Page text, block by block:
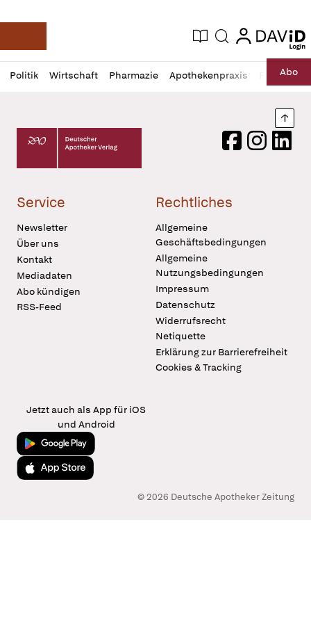
Deutsche Apotheker Zeitung
Aktuelle Ausgabe
Suche login
login
Politik Wirtschaft Pharmazie Apothekenpraxis RechtAbo
Profil
öffnen
Daz
Pur
Deutscher Apotheker Verlag Logo
FacebookInstagram
Service
Newsletter
Über uns
Kontakt
Mediadaten
Abo kündigen
RSS-Feed
Rechtliches
Allgemeine
Geschäftsbedingungen
Allgemeine
Nutzungsbedingungen
Impressum
Datenschutz
Widerrufsrecht
Netiquette
Erklärung zur Barrierefreiheit
Cookies & Tracking
Jetzt auch als App für iOS
und Android
Jetzt bei Google Play
Laden im App Store
© 2026 Deutsche Apotheker Zeitung